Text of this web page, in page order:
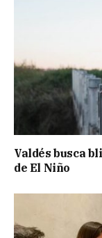
Valdés busca
de El Niño